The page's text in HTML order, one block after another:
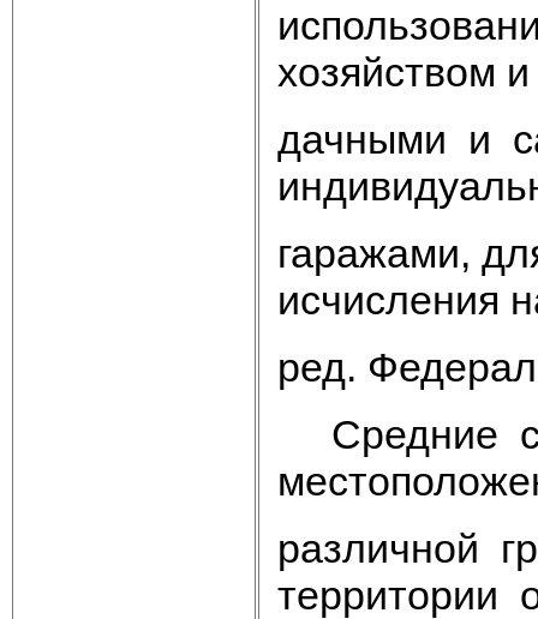
хозяйством
дачными и
гаражами,
исчисления
ред.
Средние
различной
территории